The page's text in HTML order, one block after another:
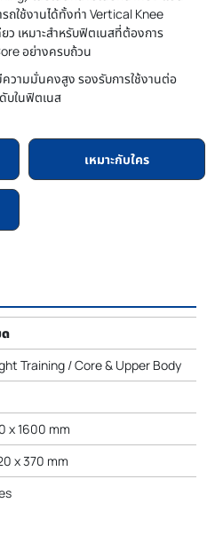
ถใช้งานได้ทั้งท่า Vertical Knee
ว เหมาะสำหรับฟิตเนสที่ต้องการ
อย่างครบถ้วน
วามมั่นคงสูง รองรับการใช้งานต่อ
บในฟิตเนส
เหมาะกับใคร
ด
Training / Core & Upper Body
x 1600 mm
x 370 mm